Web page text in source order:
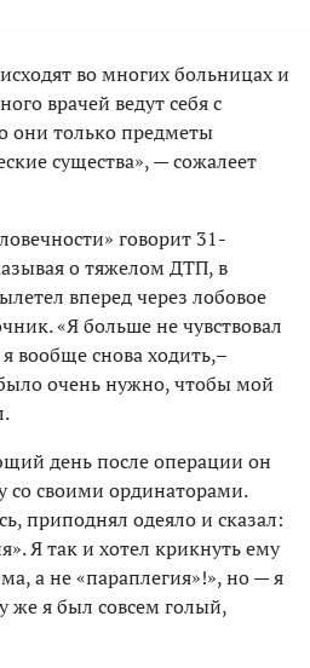
во многих больницах и
врачей ведут себя с
они только предметы
существа», — сожалеет
говорит 31-
о тяжелом ДТП, в
вперед через лобовое
«Я больше не чувствовал
вообще снова ходить,–
очень нужно, чтобы мой
день после операции он
со своими ординаторами.
приподнял одеяло и сказал:
Я так и хотел крикнуть ему
а не «параплегия»!», но — я
же я был совсем голый,